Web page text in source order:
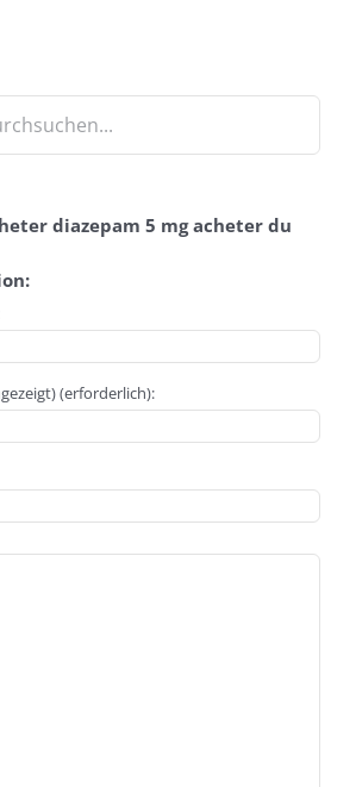
diazepam 5 mg acheter du
(erforderlich):